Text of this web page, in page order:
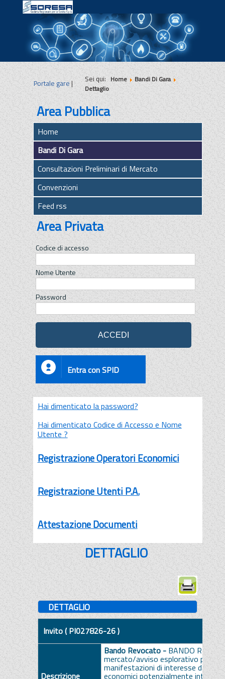
|||
Portale gare| Sei qui:Home
Bandi Di Gara
Dettaglio
Area Pubblica
Home
Bandi Di Gara
Consultazioni Preliminari di Mercato
Convenzioni
Feed rss
Area Privata
Codice di accesso
Nome Utente
Password
Entra con SPID
Hai dimenticato la password?
Hai dimenticato Codice di Accesso e Nome
Utente ?
Registrazione Operatori Economici
Registrazione Utenti P.A.
Attestazione Documenti
DETTAGLIO
DETTAGLIO
Invito ( PI027826-26 )
Descrizione
Bando Revocato - BANDO
mercato/avviso esplorativo per la
manifestazioni di interesse da
economici potenzialmente